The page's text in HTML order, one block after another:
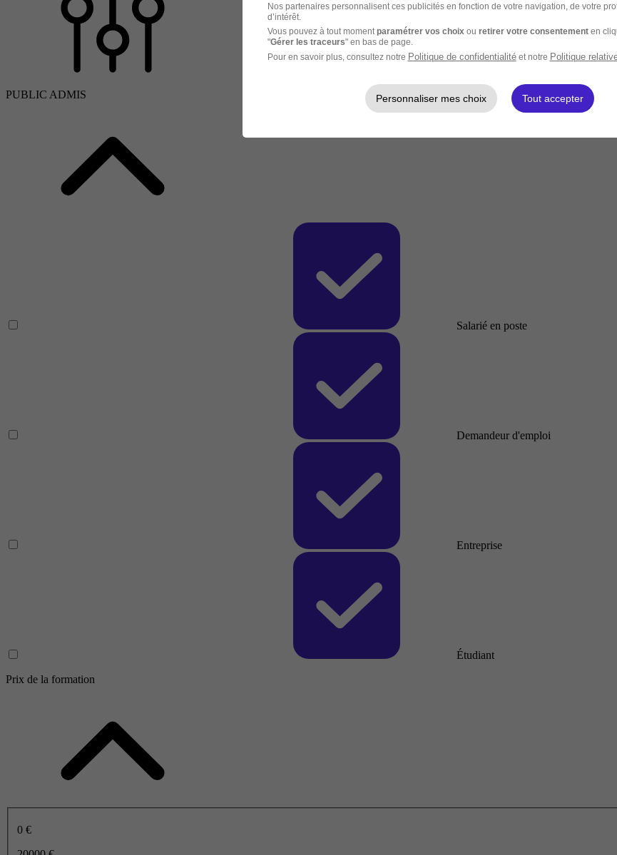
PUBLIC ADMIS
Salarié en poste
Demandeur d'emploi
Entreprise
Étudiant
Prix de la formation
0 €
Nos partenaires personnalisent ces publicités en fonction de votre navigation, de votre
d’intérêt.
Vous pouvez à tout moment paramétrer vos choix ou retirer votre consentementen
"Gérer les traceurs" en bas de page.
Pour en savoir plus, consultez notre Politique de confidentialitéet notre Politique
Personnaliser mes choix Tout accepter